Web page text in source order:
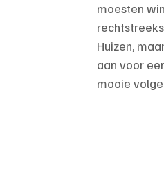
moesten
Huizen,
aan voor
mooie